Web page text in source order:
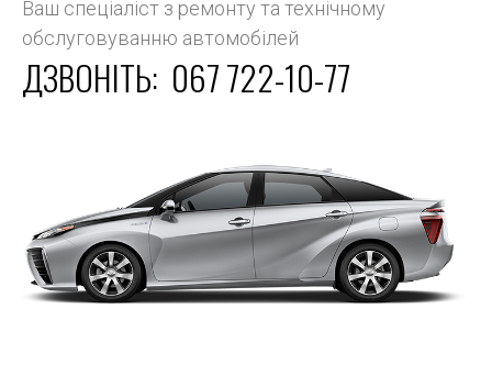
Ваш спеціаліст з ремонту та технічному
обслуговуванню автомобілей
ДЗВОНІТЬ: 067 722-10-77